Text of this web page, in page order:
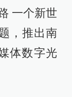
一个新世
，推出南
体数字光